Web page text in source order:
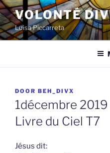
Spring
naar
de
inhoud
VOLONTÉ
Luisa Piccarreta
GEPLAATST
OP
DOOR BEH_DIVX
1décembre 2019
Livre du Ciel T7
Jésus dit: